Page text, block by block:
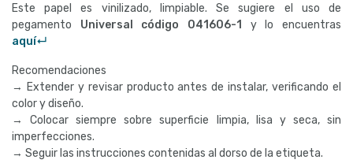
Este papel es vinilizado, limpiable. Se sugiere el uso de
pegamento Universal código 041606-1
y lo encuentras
aquí↵
Recomendaciones
→ Extender y revisar producto antes de instalar, verificando el
color y diseño.
→ Colocar siempre sobre superficie limpia, lisa y seca, sin
imperfecciones.
→ Seguir las instrucciones contenidas al dorso de la etiqueta.